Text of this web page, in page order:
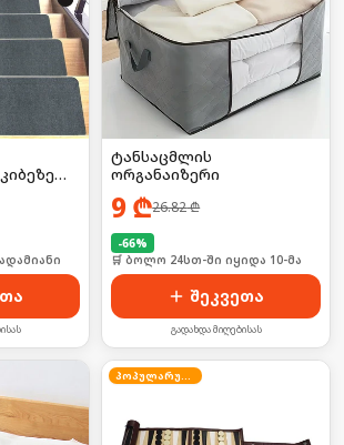
23-მა
ტანსაცმლის
ორგანაიზერი
9 ₾26.82₾
-66%
🛒 ბოლო 24სთ-ში იყიდა 10-მა
შეკვეთა
გადახდა მიღებისას